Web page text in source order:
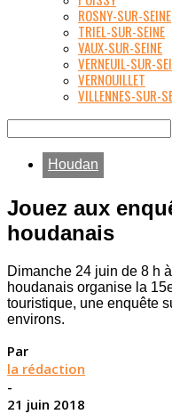
ROSNY-SUR-SEINE
TRIEL-SUR-SEINE
VAUX-SUR-SEINE
VERNEUIL-SUR-
VERNOUILLET
VILLENNES-SUR-
Houdan
Jouez aux
houdanais
Dimanche 24 juin de 8 h
houdanais organise la
touristique, une enquête
environs.
Par
la rédaction
-
21 juin 2018